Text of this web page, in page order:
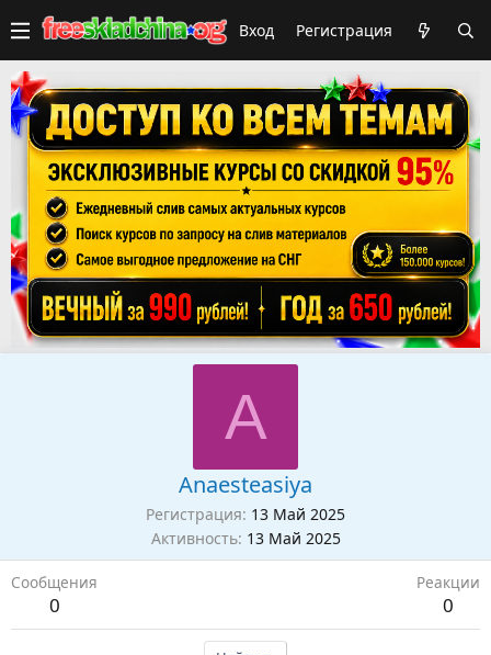
Вход Регистрация
A
Anaesteasiya
Регистрация 13 Май 2025
Активность 13 Май 2025
Сообщения
0
Реакции
0